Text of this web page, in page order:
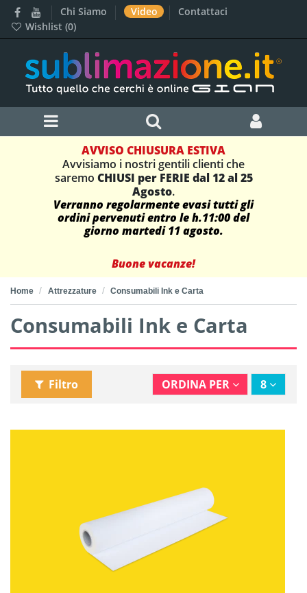
Chi Siamo Video
Contattaci
Wishlist (0)
AVVISO CHIUSURA ESTIVA
Avvisiamo i nostri gentili clienti che
saremo CHIUSI per FERIE dal 12 al 25
Agosto.
Verranno regolarmente evasi tutti gli
ordini pervenuti entro le h.11:00 del
giorno martedi 11 agosto.
Buone vacanze!
Home Attrezzature Consumabili Ink e Carta
Consumabili Ink e Carta
Filtro ORDINA PER 8